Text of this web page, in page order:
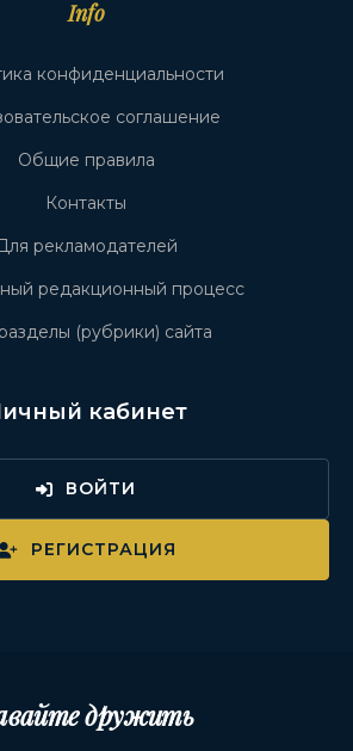
Info
конфиденциальности
соглашение
Общие правила
Контакты
рекламодателей
редакционный процесс
(рубрики) сайта
кабинет
ВОЙТИ
РЕГИСТРАЦИЯ
дружить